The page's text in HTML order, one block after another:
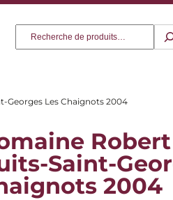
Georges Les Chaignots 2004
Saint-
2004